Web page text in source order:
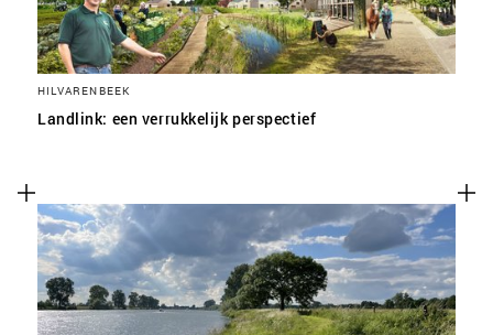
HILVARENBEEK
Landlink: een verrukkelijk perspectief